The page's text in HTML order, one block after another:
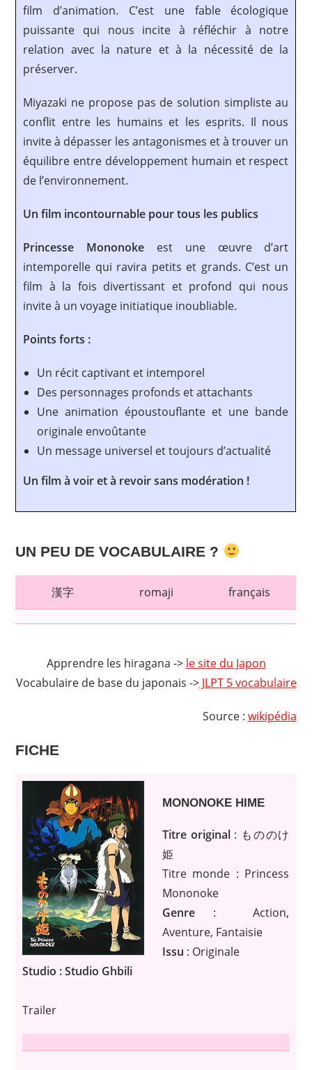
film d’animation. C’est une fable écologique
puissante qui nous incite à réfléchir à notre
relation avec la nature et à la nécessité de la
préserver.
Miyazaki ne propose pas de solution simpliste au
conflit entre les humains et les esprits. Il nous
invite à dépasser les antagonismes et à trouver un
équilibre entre développement humain et respect
de l’environnement.
Un film incontournable pour tous les publics
Princesse Mononoke est une œuvre d’art
intemporelle qui ravira petits et grands. C’est un
film à la fois divertissant et profond qui nous
invite à un voyage initiatique inoubliable.
Points forts :
Un récit captivant et intemporel
Des personnages profonds et attachants
Une animation époustouflante et une bande
originale envoûtante
Un message universel et toujours d’actualité
Un film à voir et à revoir sans modération !
UN PEU DE VOCABULAIRE ?
漢字 romaji français
Apprendre les hiragana -> le site du Japon
Vocabulaire de base du japonais ->JLPT 5 vocabulaire
Source : wikipédia
FICHE
MONONOKE HIME
Titre original: もののけ
姫
Titre monde : Princess
Mononoke
Genre: Action,
Aventure, Fantaisie
Issu : Originale
Studio : Studio Ghbili
Trailer